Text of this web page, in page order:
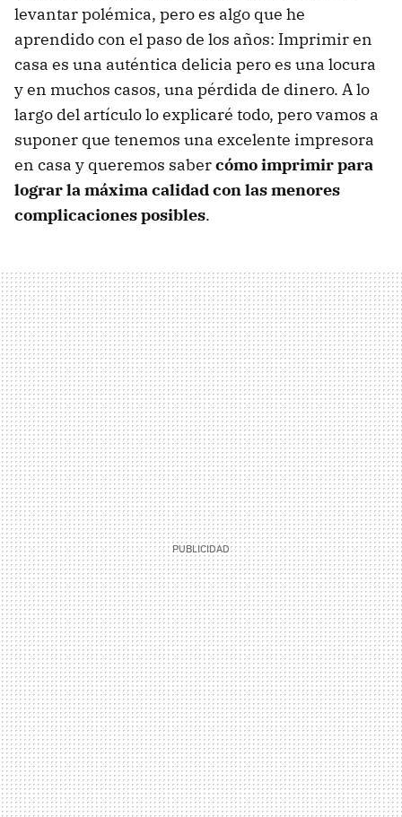
levantar polémica, pero es algo que he
aprendido con el paso de los años: Imprimir en
casa es una auténtica delicia pero es una locura
y en muchos casos, una pérdida de dinero. A lo
largo del artículo lo explicaré todo, pero vamos a
suponer que tenemos una excelente impresora
en casa y queremos sabercómo imprimir para
lograr la máxima calidad con las menores
complicaciones posibles.